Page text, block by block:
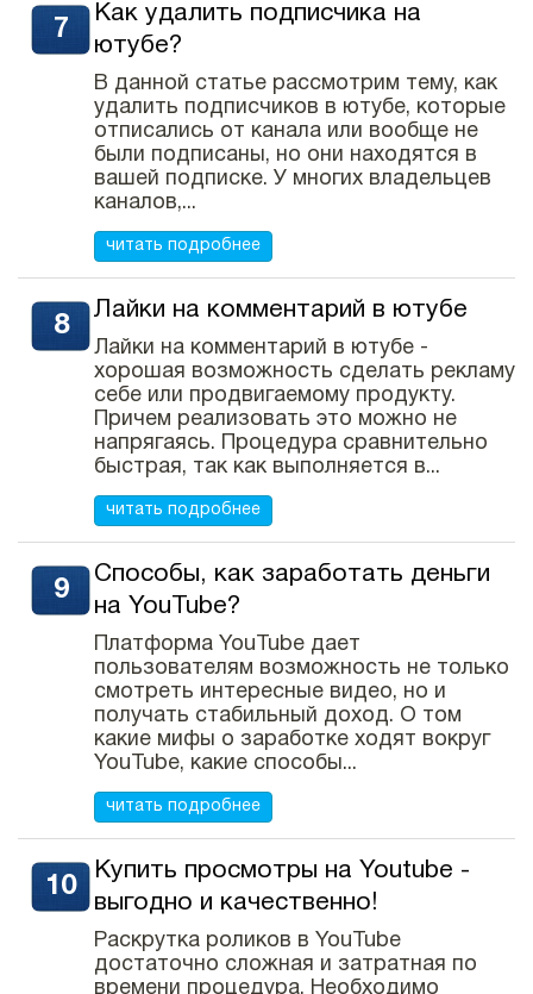
Как удалить подписчика на
ютубе?
В данной статье рассмотрим тему, как
удалить подписчиков в ютубе, которые
отписались от канала или вообще не
были подписаны, но они находятся в
вашей подписке. У многих владельцев
каналов,...
читать подробнее
Лайки на комментарий в ютубе
Лайки на комментарий в ютубе -
хорошая возможность сделать рекламу
себе или продвигаемому продукту.
Причем реализовать это можно не
напрягаясь. Процедура сравнительно
быстрая, так как выполняется в...
читать подробнее
Способы, как заработать деньги
на YouTube?
Платформа YouTube дает
пользователям возможность не только
смотреть интересные видео, но и
получать стабильный доход. О том
какие мифы о заработке ходят вокруг
YouTube, какие способы...
читать подробнее
Купить просмотры на Youtube -
выгодно и качественно!
Раскрутка роликов в YouTube
достаточно сложная и затратная по
времени процедура. Необходимо